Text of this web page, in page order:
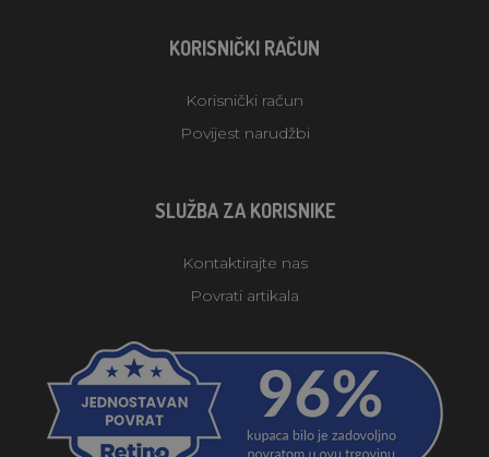
KORISNIČKI RAČUN
Korisnički račun
Povijest narudžbi
SLUŽBA ZA KORISNIKE
Kontaktirajte nas
Povrati artikala